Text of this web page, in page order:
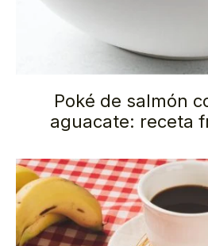
Poké de salmón
aguacate: receta